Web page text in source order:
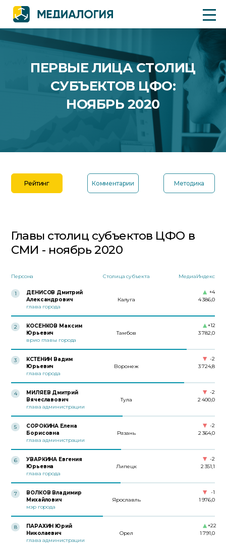
ПЕРВЫЕ ЛИЦА СТОЛИЦ
СУБЪЕКТОВ ЦФО:
НОЯБРЬ 2020
Рейтинг Комментарии Методика
Главы столиц субъектов ЦФО в
СМИ - ноябрь 2020
Персона Столица субъекта МедиаИндекс
1
ДЕНИСОВ Дмитрий
Александрович
глава города
Калуга 4 386,0
+4
2
КОСЕНКОВ Максим
Юрьевич
врио главы города
Тамбов 3 782,0
+12
3
КСТЕНИН Вадим
Юрьевич
глава города
Воронеж 3 724,8
-2
4
МИЛЯЕВ Дмитрий
Вячеславович
глава администрации
Тула 2 400,0
-2
5
СОРОКИНА Елена
Борисовна
глава администрации
Рязань 2 364,0
-2
6
УВАРКИНА Евгения
Юрьевна
глава города
Липецк 2 351,1
-2
7
ВОЛКОВ Владимир
Михайлович
мэр города
Ярославль 1 976,0
-1
8
ПАРАХИН Юрий
Николаевич
глава администрации
Орел 1 791,0
+22